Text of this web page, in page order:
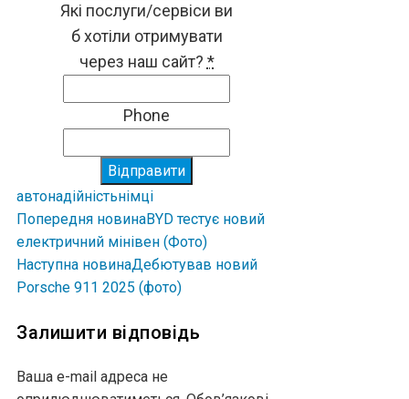
Які послуги/сервіси ви
б хотіли отримувати
через наш сайт? *
Phone
Відправити
автонадійністьнімці
Попередня новинаBYD тестує новий
електричний мінівен (Фото)
Наступна новинаДебютував новий
Porsche 911 2025 (фото)
Залишити відповідь
Ваша e-mail адреса не